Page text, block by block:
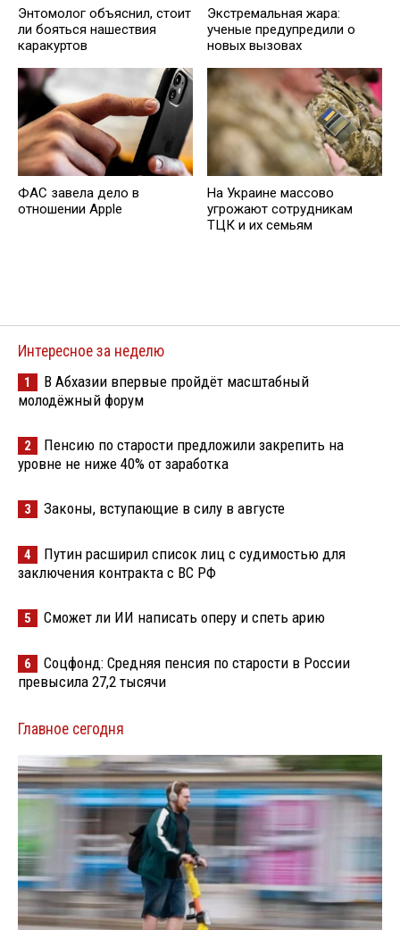
Энтомолог объяснил, стоит
ли бояться нашествия
каракуртов
Экстремальная жара:
ученые предупредили о
новых вызовах
ФАС завела дело в
отношении Apple
На Украине массово
угрожают сотрудникам
ТЦК и их семьям
Интересное за неделю
1
В Абхазии впервые пройдёт масштабный
молодёжный форум
2
Пенсию по старости предложили закрепить на
уровне не ниже 40% от заработка
3 Законы, вступающие в силу в августе
4
Путин расширил список лиц с судимостью для
заключения контракта с ВС РФ
5 Сможет ли ИИ написать оперу и спеть арию
6
Соцфонд: Средняя пенсия по старости в России
превысила 27,2 тысячи
Главное сегодня